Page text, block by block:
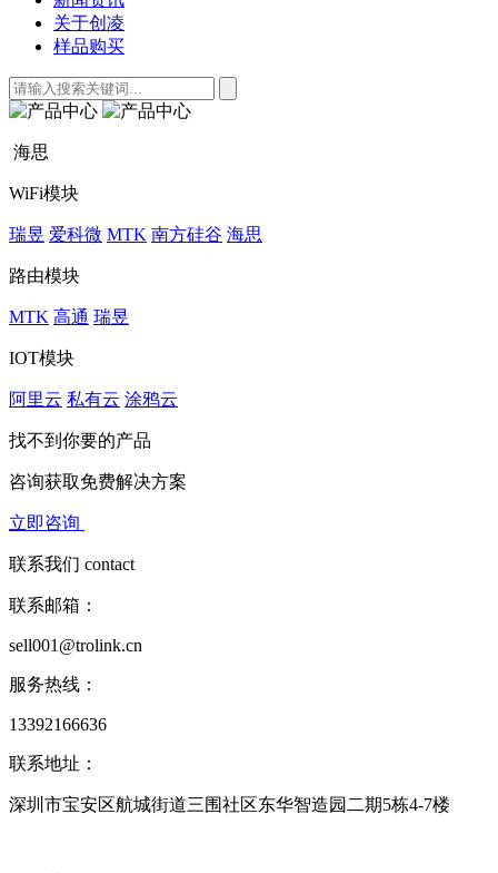
关于创凌
样品购买
海思
WiFi模块
瑞昱 爱科微 MTK 南方硅谷 海思
路由模块
MTK 高通 瑞昱
IOT模块
阿里云 私有云 涂鸦云
找不到你要的产品
咨询获取免费解决方案
立即咨询
联系我们 contact
联系邮箱：
sell001@trolink.cn
服务热线：
13392166636
联系地址：
深圳市宝安区航城街道三围社区东华智造园二期5栋4-7楼